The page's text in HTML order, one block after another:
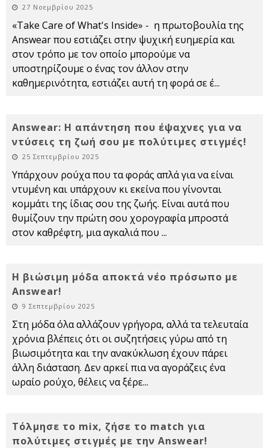
27 Νοεμβρίου 2025
«Take Care of What's Inside» - η πρωτοβουλία της
Answear που εστιάζει στην ψυχική ευημερία και
στον τρόπο με τον οποίο μπορούμε να
υποστηρίζουμε ο ένας τον άλλον στην
καθημερινότητα, εστιάζει αυτή τη φορά σε έ...
Answear: Η απάντηση που έψαχνες για να
ντύσεις τη ζωή σου με πολύτιμες στιγμές!
25 Σεπτεμβρίου 2025
Υπάρχουν ρούχα που τα φοράς απλά για να είναι
ντυμένη και υπάρχουν κι εκείνα που γίνονται
κομμάτι της ίδιας σου της ζωής. Είναι αυτά που
θυμίζουν την πρώτη σου χορογραφία μπροστά
στον καθρέφτη, μια αγκαλιά που ...
Η βιώσιμη μόδα αποκτά νέο πρόσωπο με
Answear!
9 Σεπτεμβρίου 2025
Στη μόδα όλα αλλάζουν γρήγορα, αλλά τα τελευταία
χρόνια βλέπεις ότι οι συζητήσεις γύρω από τη
βιωσιμότητα και την ανακύκλωση έχουν πάρει
άλλη διάσταση. Δεν αρκεί πια να αγοράζεις ένα
ωραίο ρούχο, θέλεις να ξέρε...
Τόλμησε το mix, ζήσε το match για
πολύτιμες στιγμές με την Answear!